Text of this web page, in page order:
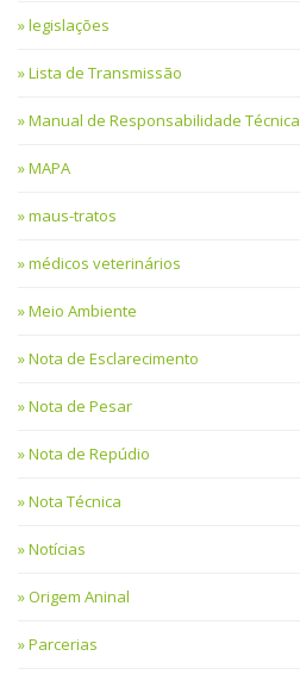
legislações
Lista de Transmissão
Manual de Responsabilidade Técnica
MAPA
maus-tratos
médicos veterinários
Meio Ambiente
Nota de Esclarecimento
Nota de Pesar
Nota de Repúdio
Nota Técnica
Notícias
Origem Aninal
Parcerias